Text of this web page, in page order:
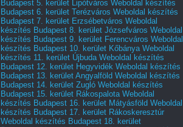
Budapest 5. kerület Lipótváros Weboldal készítés
Budapest 6. kerület Terézváros Weboldal készítés
Budapest 7. kerület Erzsébetváros Weboldal
készítés Budapest 8. kerület Józsefváros Weboldal
készítés Budapest 9. kerület Ferencváros Weboldal
készítés Budapest 10. kerület Kőbánya Weboldal
készítés 11. kerület Újbuda Weboldal készítés
Budapest 12. kerület Hegyvidék Weboldal készítés
Budapest 13. kerület Angyalföld Weboldal készítés
Budapest 14. kerület Zugló Weboldal készítés
Budapest 15. kerület Rákospalota Weboldal
készítés Budapest 16. kerület Mátyásföld Weboldal
készítés Budapest 17. kerület Rákoskeresztúr
Weboldal készítés Budapest 18. kerület